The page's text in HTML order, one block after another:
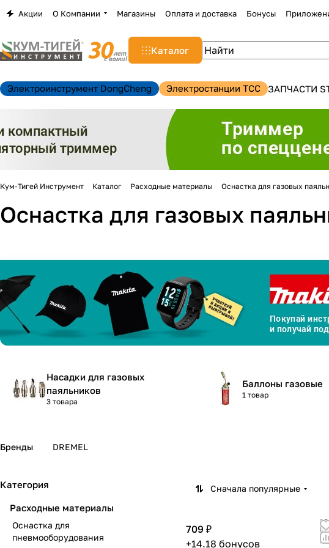
Акции О Компании Магазины Оплата и доставка Бонусы
Каталог
Электроинструмент DongCheng Электростанции TCC ЗАПЧАСТИ
Кум-Тигей Инструмент Каталог Расходные материалы Оснастка для газовых
Оснастка для газовых
Насадки для газовых
паяльников
3 товара
Баллоны газовые
1 товар
Бренды DREMEL
Сначала популярные
709 ₽
+14.18 бонусов
Категория
Расходные материалы
Оснастка для
пневмооборудования
на
График
Сегодня
25